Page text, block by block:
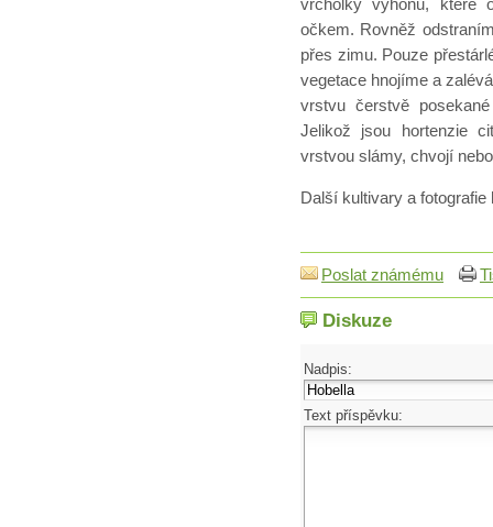
vrcholky výhonů, které
očkem. Rovněž
přes zimu. Pouze
vegetace hnojíme a
vrstvu čerstvě
Jelikož jsou hortenzie
vrstvou slámy, chvojí
Další kultivary a
Poslat známému
Diskuze
Nadpis:
Text příspěvku: